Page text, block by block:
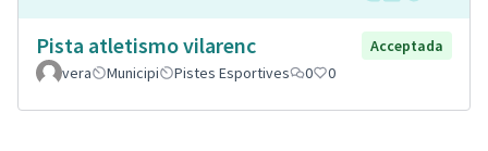
Pista atletismo vilarenc
Acceptada
vera
Municipi Pistes Esportives 0 0